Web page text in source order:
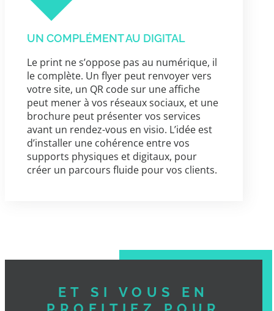
UN COMPLÉMENT AU DIGITAL
Le print ne s’oppose pas au numérique, il
le complète. Un flyer peut renvoyer vers
votre site, un QR code sur une affiche
peut mener à vos réseaux sociaux, et une
brochure peut présenter vos services
avant un rendez-vous en visio. L’idée est
d’installer une cohérence entre vos
supports physiques et digitaux, pour
créer un parcours fluide pour vos clients.
ET SI VOUS EN